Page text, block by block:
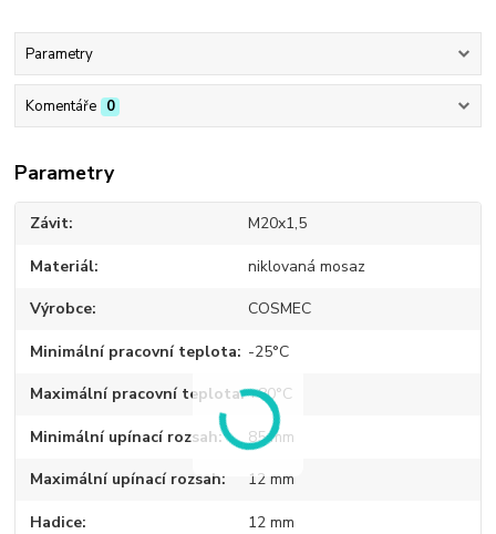
Parametry
Komentáře 0
Parametry
Závit M20x1,5
Materiál niklovaná mosaz
Výrobce COSMEC
Minimální pracovní teplota -25°C
Maximální pracovní teplota +80°C
Minimální upínací rozsah 85 mm
Maximální upínací rozsah 12 mm
Hadice 12 mm